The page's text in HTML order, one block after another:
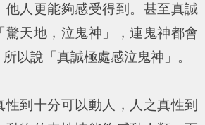
他人更能夠感受得到。甚至真誠
驚天地，泣鬼神」，連鬼神都會
以說「真誠極處感泣鬼神」。
性到十分可以動人，人之真性到